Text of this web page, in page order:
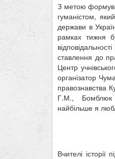
З метою
гуманістом,
держави в
рамках тижня
ставлення до
Центр
організатор
правознавства
Г.М., Бомблюк
найбільше я
Вчителі